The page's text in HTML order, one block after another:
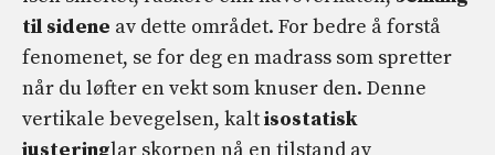
til sidene av dette området. For bedre å forstå
fenomenet, se for deg en madrass som spretter
når du løfter en vekt som knuser den. Denne
vertikale bevegelsen, kaltisostatisk